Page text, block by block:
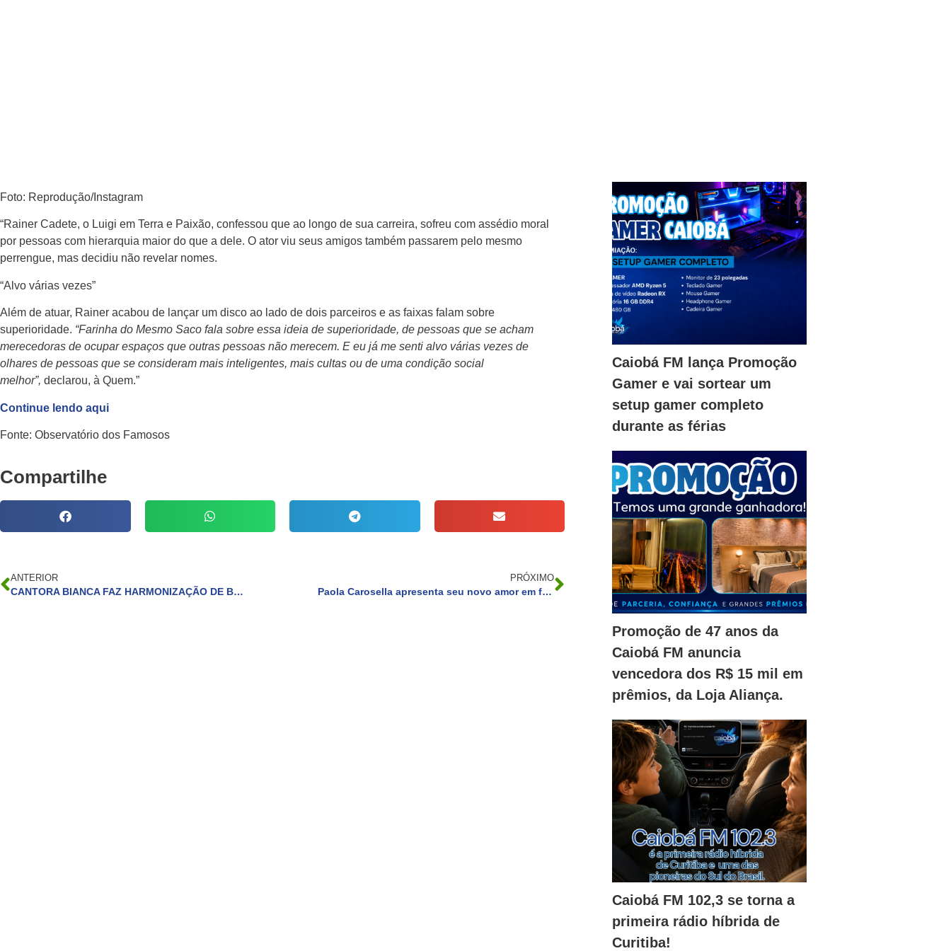
Foto: Reprodução/Instagram
“Rainer Cadete, o Luigi em Terra e Paixão, confessou que ao longo de sua carreira, sofreu com assédio moral
por pessoas com hierarquia maior do que a dele. O ator viu seus amigos também passarem pelo mesmo
perrengue, mas decidiu não revelar nomes.
“Alvo várias vezes”
Além de atuar, Rainer acabou de lançar um disco ao lado de dois parceiros e as faixas falam sobre
superioridade. “Farinha do Mesmo Saco fala sobre essa ideia de superioridade, de pessoas que se acham
merecedoras de ocupar espaços que outras pessoas não merecem. E eu já me senti alvo várias vezes de
olhares de pessoas que se consideram mais inteligentes, mais cultas ou de uma condição social
melhor”, declarou, à Quem.”
Continue lendo aqui
Fonte: Observatório dos Famosos
Compartilhe
ANTERIOR
CANTORA BIANCA FAZ HARMONIZAÇÃO DE BUMBUM E MOSTRA RESULTADO: “TÔ APAIXONADA”
PRÓXIMO
Paola Carosella apresenta seu novo amor em foto compartilhada nas redes sociais
Caiobá FM lança Promoção
Gamer e vai sortear um
setup gamer completo
durante as férias
Promoção de 47 anos da
Caiobá FM anuncia
vencedora dos R$ 15 mil em
prêmios, da Loja Aliança.
Caiobá FM 102,3 se torna a
primeira rádio híbrida de
Curitiba!